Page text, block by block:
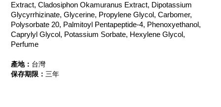
Extract, Cladosiphon Okamuranus Extract, Dipotassium
Glycyrrhizinate, Glycerine, Propylene Glycol, Carbomer,
Polysorbate 20, Palmitoyl Pentapeptide-4, Phenoxyethanol,
Caprylyl Glycol, Potassium Sorbate, Hexylene Glycol,
Perfume
產地： 台灣
保存期限： 三年